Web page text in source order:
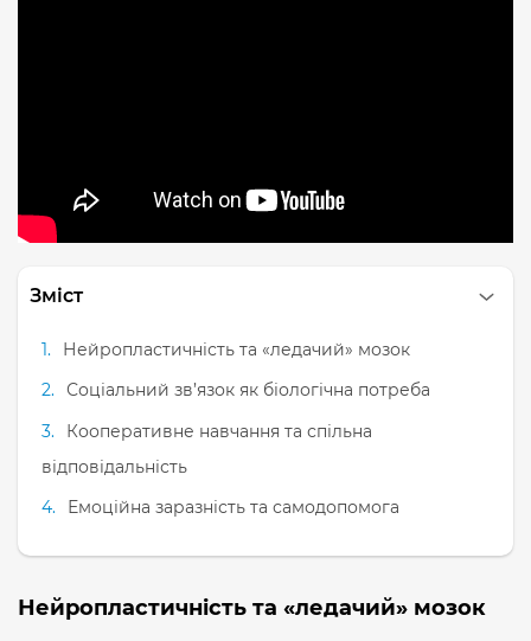
Зміст
Нейропластичність та «ледачий» мозок
Соціальний зв’язок як біологічна потреба
Кооперативне навчання та спільна
відповідальність
Емоційна заразність та самодопомога
Нейропластичність та «ледачий» мозок